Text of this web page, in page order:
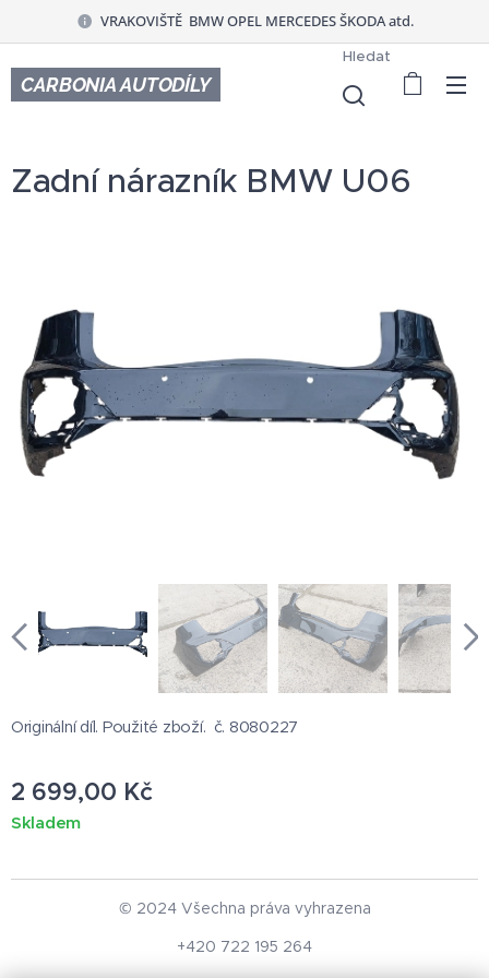
VRAKOVIŠTĚ BMW OPEL MERCEDES ŠKODA atd.
CARBONIA AUTODÍLY
Hledat
Zadní nárazník BMW U06
Originální díl. Použité zboží. č. 8080227
2 699,00 Kč
Skladem
© 2024 Všechna práva vyhrazena
+420 722 195 264